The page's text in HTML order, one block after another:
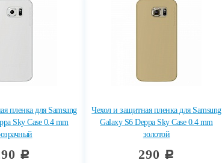
пленка для Samsung
Sky Case 0.4 mm
c
Чехол и защитная пленка для Samsung
Galaxy S6 Deppa Sky Case 0.4 mm
золотой
290 c